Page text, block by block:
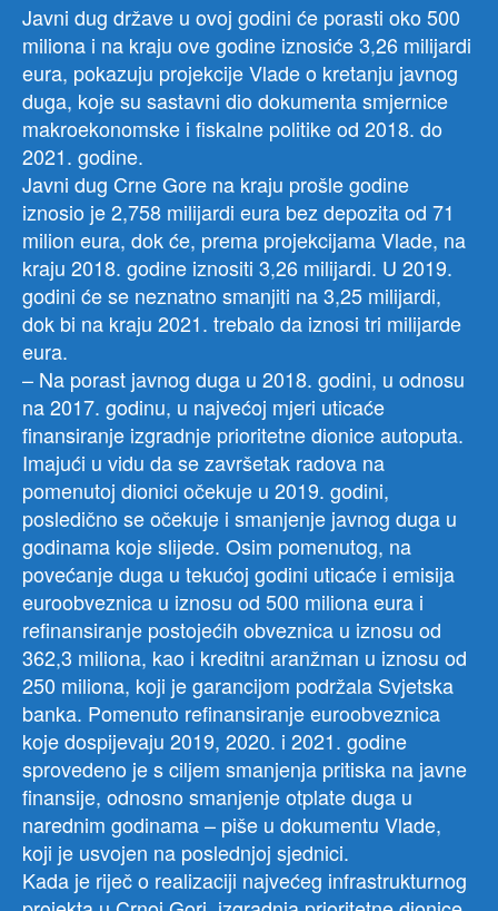
Javni dug države u ovoj godini će porasti oko 500
miliona i na kraju ove godine iznosiće 3,26 milijardi
eura, pokazuju projekcije Vlade o kretanju javnog
duga, koje su sastavni dio dokumenta smjernice
makroekonomske i fiskalne politike od 2018. do
2021. godine.
Javni dug Crne Gore na kraju prošle godine
iznosio je 2,758 milijardi eura bez depozita od 71
milion eura, dok će, prema projekcijama Vlade, na
kraju 2018. godine iznositi 3,26 milijardi. U 2019.
godini će se neznatno smanjiti na 3,25 milijardi,
dok bi na kraju 2021. trebalo da iznosi tri milijarde
eura.
– Na porast javnog duga u 2018. godini, u odnosu
na 2017. godinu, u najvećoj mjeri uticaće
finansiranje izgradnje prioritetne dionice autoputa.
Imajući u vidu da se završetak radova na
pomenutoj dionici očekuje u 2019. godini,
posledično se očekuje i smanjenje javnog duga u
godinama koje slijede. Osim pomenutog, na
povećanje duga u tekućoj godini uticaće i emisija
euroobveznica u iznosu od 500 miliona eura i
refinansiranje postojećih obveznica u iznosu od
362,3 miliona, kao i kreditni aranžman u iznosu od
250 miliona, koji je garancijom podržala Svjetska
banka. Pomenuto refinansiranje euroobveznica
koje dospijevaju 2019, 2020. i 2021. godine
sprovedeno je s ciljem smanjenja pritiska na javne
finansije, odnosno smanjenje otplate duga u
narednim godinama – piše u dokumentu Vlade,
koji je usvojen na poslednjoj sjednici.
Kada je riječ o realizaciji najvećeg infrastrukturnog